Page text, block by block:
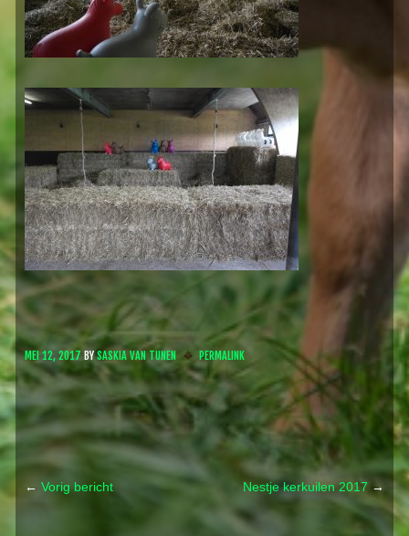
MEI 12, 2017 BYSASKIA VAN TUNEN PERMALINK
← Vorig bericht Nestje kerkuilen 2017 →